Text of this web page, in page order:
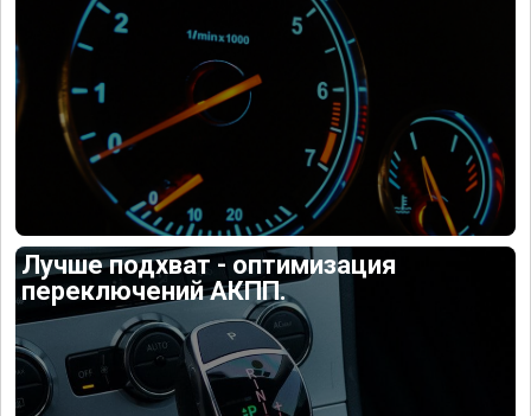
Лучше подхват - оптимизация
переключений АКПП.